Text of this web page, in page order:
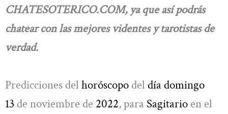
CHATESOTERICO.COM, ya que así podrás
chatear con las mejores videntes y tarotistas de
verdad.
Predicciones del horóscopo del día domingo
13 de noviembre de 2022, para Sagitario en el